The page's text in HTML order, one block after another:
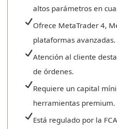
altos parámetros en
Ofrece MetaTrader 4,
plataformas avanzadas.
Atención al cliente
de órdenes.
Requiere un capital
herramientas premium.
Está regulado por la